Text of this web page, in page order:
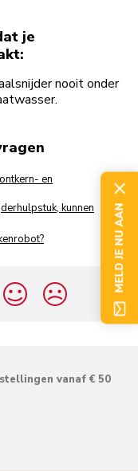
je
nooit onder
en
kunnen
vanaf € 50
MELD JE NU AAN